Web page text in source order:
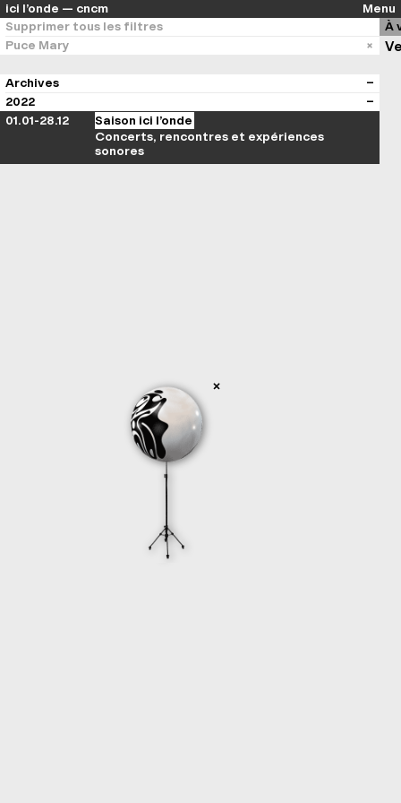
ici l’onde — cncm
Menu
Supprimer tous les filtres
Puce Mary
Archives
2022
01.01-28.12
Saison ici l’onde
Concerts, rencontres et expériences
sonores
À